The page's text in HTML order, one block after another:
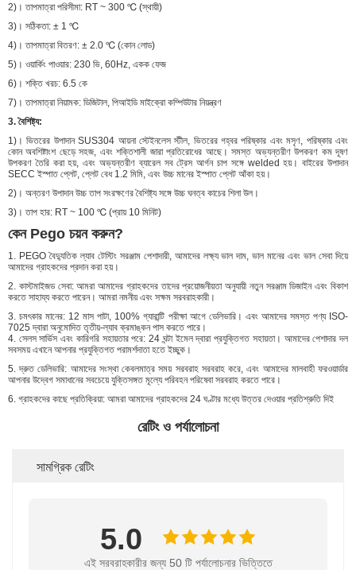
2)। তাপমাত্রা পরিসীমা: RT ~ 300 ℃ (স্থায়ী)
3)। সঠিকতা: ± 1 ℃
4)। তাপমাত্রা বিতরণ: ± 2.0 ℃ (কোন লোড)
5)। ওয়ার্কিং পাওয়ার: 230 ভি, 60Hz, একক ফেজ
6)। শক্তি খরচ: 6.5 কে
7)। তাপমাত্রা নিয়ামক: ডিজিটাল, পিআইডি মাইক্রো কম্পিউটার নিয়ন্ত্রণ
3. বৈশিষ্ট্য:
1)। ভিতরের উপাদান SUS304 আয়না স্টেইনলেস স্টীল, ভিতরের গহ্বর পরিষ্কার এবং মসৃণ, পরিষ্কার এবং
কোন অবশিষ্টাংশ ছেড়ে সহজ, এবং শক্তিশালী জারা প্রতিরোধের আছে। সমস্ত অভ্যন্তরীণ উপকরণ কম দূষণ
উপকরণ তৈরি করা হয়, এবং অভ্যন্তরীণ ব্যারেল সব ট্রেস আর্গন চাপ সঙ্গে welded হয়। বাইরের উপাদান
SECC ইস্পাত প্লেট, প্লেট বেধ 1.2 মিমি, এবং উচ্চ মানের ইস্পাত প্লেট আঁকা হয়।
2)। অন্তরণ উপাদান উচ্চ তাপ সংরক্ষণের বৈশিষ্ট্য সঙ্গে উচ্চ ঘনত্ব কাচের শিলা উল।
3)। তাপ হার: RT ~ 100 ℃ (প্রায় 10 মিনিট)
কেন Pego চয়ন করুন?
1. PEGO বৈদ্যুতিক ল্যাব টেস্টিং সরঞ্জাম পেশাদারী, আমাদের লক্ষ্য ভাল দাম, ভাল মানের এবং ভাল সেবা দিয়ে
আমাদের গ্রাহকদের প্রদান করা হয়।
2. কাস্টমাইজড সেবা: আমরা আমাদের গ্রাহকদের তাদের প্রয়োজনীয়তা অনুযায়ী নতুন সরঞ্জাম ডিজাইন এবং বিকাশ
করতে সাহায্য করতে পারেন। আমরা নমনীয় এবং সক্ষম সরবরাহকারী।
3. চমৎকার মানের: 12 মাস পাটা, 100% গ্যারান্টি পরীক্ষা আগে ডেলিভারি। এবং আমাদের সমস্ত পণ্য ISO-
7025 দ্বারা অনুমোদিত তৃতীয়-ল্যাব ক্রমাঙ্কন পাস করতে পারে।
4. সেলস সার্ভিস এবং কারিগরি সহায়তার পরে: 24 ঘন্টা ইমেল দ্বারা প্রযুক্তিগত সহায়তা। আমাদের পেশাদার দল
সবসময় এখানে আপনার প্রযুক্তিগত পরামর্শদাতা হতে ইচ্ছুক।
5. দ্রুত ডেলিভারি: আমাদের সংস্থা কেবলমাত্র সময় সরবরাহ সরবরাহ করে, এবং আমাদের মালবাহী ফরওয়ার্ডার
আপনার উদ্বেগ সমাধানের সবচেয়ে যুক্তিসঙ্গত মূল্যে পরিবহন পরিষেবা সরবরাহ করতে পারে।
6. গ্রাহকদের কাছে প্রতিক্রিয়া: আমরা আমাদের গ্রাহকদের 24 ঘণ্টার মধ্যে উত্তর দেওয়ার প্রতিশ্রুতি দিই
রেটিং ও পর্যালোচনা
সামগ্রিক রেটিং
5.0
এই সরবরাহকারীর জন্য 50 টি পর্যালোচনার ভিত্তিতে